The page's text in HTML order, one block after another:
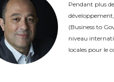
Pendant plus
(Business to
niveau
locales pour le